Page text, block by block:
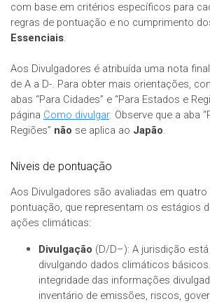
com base em critérios específicos para
regras de pontuação e no cumprimento
Essenciais.
Aos Divulgadores é atribuída uma nota
de A a D-. Para obter mais orientações,
abas “Para Cidades” e “Para Estados e
página Como divulgar. Observe que a aba
Regiões” não se aplica ao Japão.
Níveis de pontuação
Aos Divulgadores são avaliadas em quatro
pontuação, que representam os estágios
ações climáticas:
Divulgação (D/D–): A jurisdição
divulgando dados climáticos
integridade das informações
inventário de emissões, riscos,